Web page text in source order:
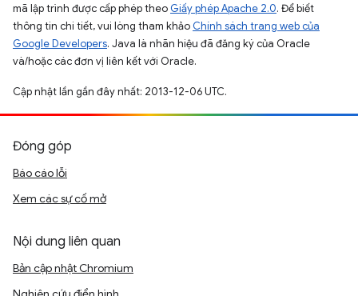
mã lập trình được cấp phép theo Giấy phép Apache 2.0. Để biết
thông tin chi tiết, vui lòng tham khảo Chính sách trang web của
Google Developers. Java là nhãn hiệu đã đăng ký của Oracle
và/hoặc các đơn vị liên kết với Oracle.
Cập nhật lần gần đây nhất: 2013-12-06 UTC.
Đóng góp
Báo cáo lỗi
Xem các sự cố mở
Nội dung liên quan
Bản cập nhật Chromium